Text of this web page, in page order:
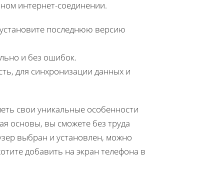
интернет-соединении.
последнюю версию
и без ошибок.
для синхронизации данных и
свои уникальные особенности
основы, вы сможете без труда
выбран и установлен, можно
добавить на экран телефона в